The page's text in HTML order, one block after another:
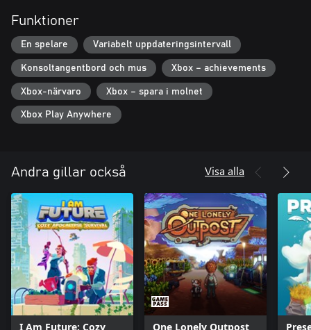
Spelet backas upp av äkta maskininlärning, länkar till
handplockade pedagogiska videor och en inbyggd wiki som
lärandematerial.
Funktioner
En spelare Variabelt uppdateringsintervall
Konsoltangentbord och mus Xbox – achievements
Xbox-närvaro Xbox – spara i molnet
Xbox Play Anywhere
Andra gillar också Visa alla
I Am Future: Cozy One Lonely Outpost